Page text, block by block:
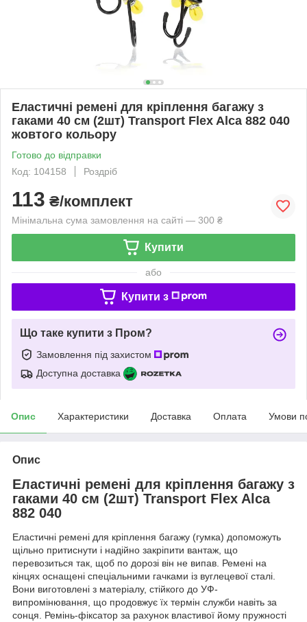
Еластичні ремені для кріплення багажу з
гаками 40 см (2шт) Transport Flex Alca 882 040
жовтого кольору
Готово до відправки
Код: 104158
Роздріб
113 ₴/комплект
Мінімальна сума замовлення на сайті — 300 ₴
Купити
або
Купити з
Що таке купити з Пром?
Замовлення під захистом
Доступна доставка
Опис Характеристики Доставка Оплата Умови
Опис
Еластичні ремені для кріплення багажу з
гаками 40 см (2шт) Transport Flex Alca
882 040
Еластичні ремені для кріплення багажу (гумка) допоможуть
щільно притиснути і надійно закріпити вантаж, що
перевозиться так, щоб по дорозі він не випав. Ремені на
кінцях оснащені спеціальними гачками із вуглецевої сталі.
Вони виготовлені з матеріалу, стійкого до УФ-
випромінювання, що продовжує їх термін служби навіть за
сонця. Ремінь-фіксатор за рахунок властивої йому пружності